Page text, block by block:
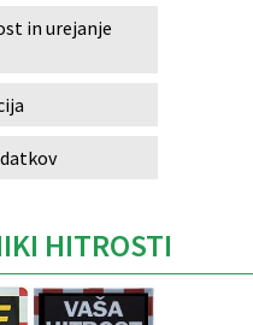
in urejanje
HITROSTI